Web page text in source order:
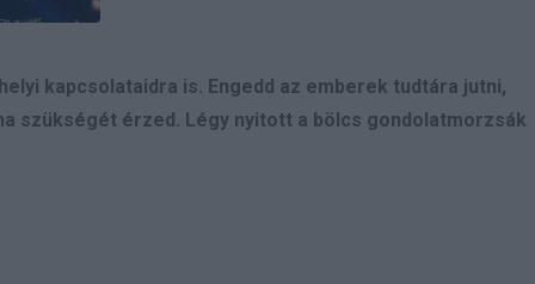
kapcsolataidra is. Engedd az emberek tudtára jutni,
szükségét érzed. Légy nyitott a bölcs gondolatmorzsák